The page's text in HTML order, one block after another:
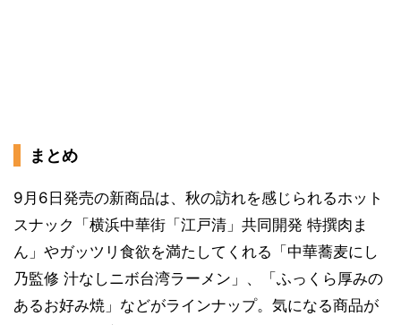
まとめ
9月6日発売の新商品は、秋の訪れを感じられるホット
スナック「横浜中華街「江戸清」共同開発 特撰肉ま
ん」やガッツリ食欲を満たしてくれる「中華蕎麦にし
乃監修 汁なしニボ台湾ラーメン」、「ふっくら厚みの
あるお好み焼」などがラインナップ。気になる商品が